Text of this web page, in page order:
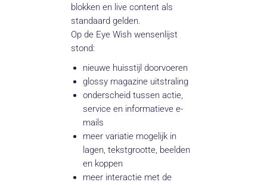
blokken en live content als
standaard gelden.
Op de Eye Wish wensenlijst
stond:
nieuwe huisstijl doorvoeren
glossy magazine uitstraling
onderscheid tussen actie,
service en informatieve e-
mails
meer variatie mogelijk in
lagen, tekstgrootte, beelden
en koppen
meer interactie met de